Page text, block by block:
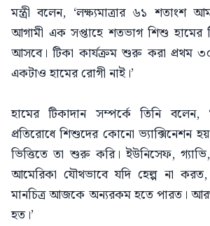
মন্ত্রী বলেন, ‘লক্ষ্যমাত্রার ৬১ শতাংশ
আগামী এক সপ্তাহে শতভাগ শিশু
আসবে। টিকা কার্যক্রম শুরু করা প্রথম
একটাও হামের রোগী নাই।’
হামের টিকাদান সম্পর্কে তিনি
প্রতিরোধে শিশুদের কোনো ভ্যাক্সিনেশন
ভিত্তিতে তা শুরু করি। ইউনিসেফ,
আমেরিকা যৌথভাবে যদি হেল্প না
মানচিত্র আজকে অন্যরকম হতে পারত।
হত।’